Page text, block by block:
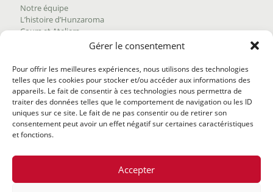
Gérer le consentement
Pour offrir les meilleures expériences, nous utilisons des technologies
telles que les cookies pour stocker et/ou accéder aux informations des
appareils. Le fait de consentir à ces technologies nous permettra de
traiter des données telles que le comportement de navigation ou les ID
uniques sur ce site. Le fait de ne pas consentir ou de retirer son
consentement peut avoir un effet négatif sur certaines caractéristiques
et fonctions.
Accepter
Notre équipe
L’histoire d’Hunzaroma
Cours et Ateliers
Trouver nos produits
Politique de frais d'envoi
Termes et conditions
Politique de remboursement